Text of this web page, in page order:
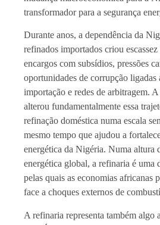
transformador para a segurança
Durante anos, a dependência da
refinados importados criou
encargos com subsídios, pressões
oportunidades de corrupção ligadas
importação e redes de arbitragem.
alterou fundamentalmente essa
refinação doméstica numa escala
mesmo tempo que ajudou a
energética da Nigéria. Numa altura
energética global, a refinaria é uma
pelas quais as economias africanas
face a choques externos de
A refinaria representa também algo